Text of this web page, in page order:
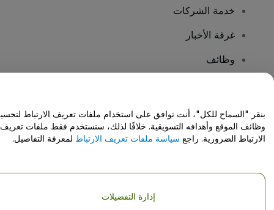
خدمة الشركات
غرفة الأخبار
وظائف
مركز المساعدة / اتصل بنا
حقوق النشر © شركة فياجوجو المحدودة 2026
تفاصيل الشركة
بنقر "السماح للكل"، أنت توافق على استخدام ملفات تعريف الارتباط
وظائف الموقع وأهدافه التسويقية. خلافًا لذلك، سنستخدم فقط ملفات تعريف
الارتباط الضرورية. راجع سياسة ملفات تعريف الارتباط لمعرفة التفاصيل.
إدارة التفضيلات